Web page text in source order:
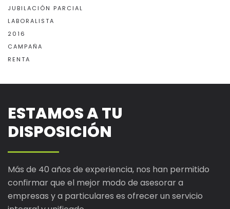
JUBILACIÓN PARCIAL
LABORALISTA
2016
CAMPAÑA
RENTA
ESTAMOS A TU
DISPOSICIÓN
Más de 40 años de experiencia, nos han permitido
confirmar que el mejor modo de asesorar a
empresas y a particulares es ofrecer un servicio